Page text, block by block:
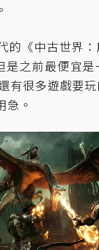
的《中古世界
是之前最便宜
有很多遊戲要
急。